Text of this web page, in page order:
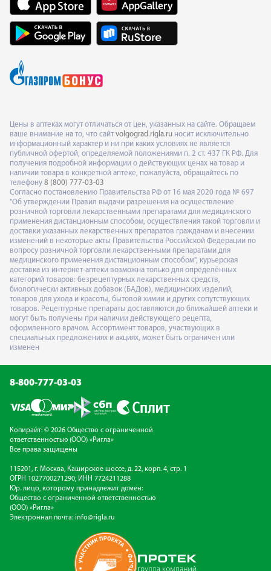
Цены в аптеках могут отличаться от цен, указанных на сайте. Обращаем
ваше внимание на то, что сайт volgograd.rigla.ru носит исключительно
информационный характер и ни при каких условиях не является
публичной офертой, определяемой положениями п. 2 ст. 437 ГК РФ. Для
получения подробной информации о действующих ценах на товар и
наличии товара в конкретной аптеке, пожалуйста, обращайтесь по
телефону 8 (800) 777-03-03
Согласно постановлению Правительства РФ от 16 мая 2020 года № 697
"Об утверждении Правил выдачи разрешения на осуществление
розничной торговли лекарственными препаратами для медицинского
применения дистанционным способом, осуществления такой торговли и
доставки указанных лекарственных препаратов гражданам и внесении
изменений в некоторые акты Правительства Российской Федерации по
вопросу розничной торговли лекарственными препаратами для
медицинского применения дистанционным способом", курьерская
доставка из интернет-аптеки возможна только для определённых
категорий товаров: безрецептурных лекарственных средств,
биологически активных добавок (БАДов), медицинских изделий,
товаров для ухода и красоты, бытовой химии и других сопутствующих
товаров. Рецептурные препараты доставляются до ближайшей аптеки и
могут быть получены при наличии действующего рецепта,
оформленного врачом. Ассортимент товаров, участвующих в
специальных предложениях и акциях, может быть ограничен или
изменен
8-800-777-03-03
Копирайт: © 2026 Общество с ограниченной
ответственностью (ООО) «Ригла»
Все права защищены
115201, г. Москва, Каширское шоссе, д. 22, корп. 4, стр. 1
ОГРН 1027700271290; ИНН 7724211288
Юр. лицо, которому принадлежит домен:
Общество с ограниченной ответственностью
(ООО) «Ригла»
Электронная почта: info@rigla.ru